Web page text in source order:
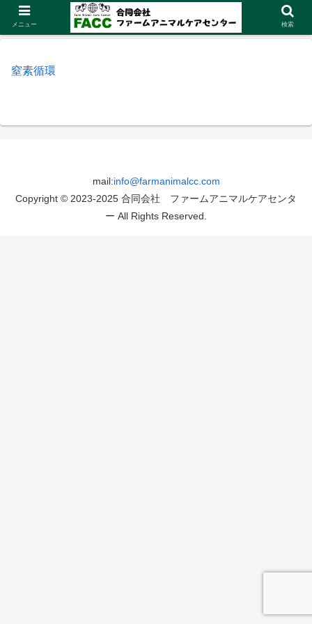
窒素循環
mail:info@farmanimalcc.com
Copyright © 2023-2025 合同会社 ファームアニマルケアセンタ
ー All Rights Reserved.
メニュー 検索